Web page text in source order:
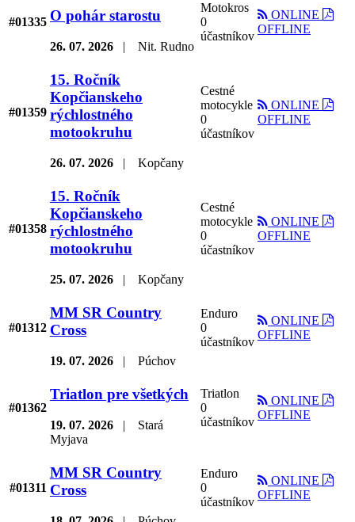
#01335 O pohár starostu
26. 07. 2026 | Nit. Rudno
Motokros
0
účastníkov
ONLINE
OFFLINE
#01359
15. Ročník
Kopčianskeho
rýchlostného
motookruhu
26. 07. 2026 | Kopčany
Cestné
motocykle
0
účastníkov
ONLINE
OFFLINE
#01358
15. Ročník
Kopčianskeho
rýchlostného
motookruhu
25. 07. 2026 | Kopčany
Cestné
motocykle
0
účastníkov
ONLINE
OFFLINE
#01312
MM SR Country
Cross
19. 07. 2026 | Púchov
Enduro
0
účastníkov
ONLINE
OFFLINE
#01362
Triatlon pre všetkých
19. 07. 2026 |
Stará
Myjava
Triatlon
0
účastníkov
ONLINE
OFFLINE
#01311
MM SR Country
Cross
Enduro
0
účastníkov
ONLINE
OFFLINE